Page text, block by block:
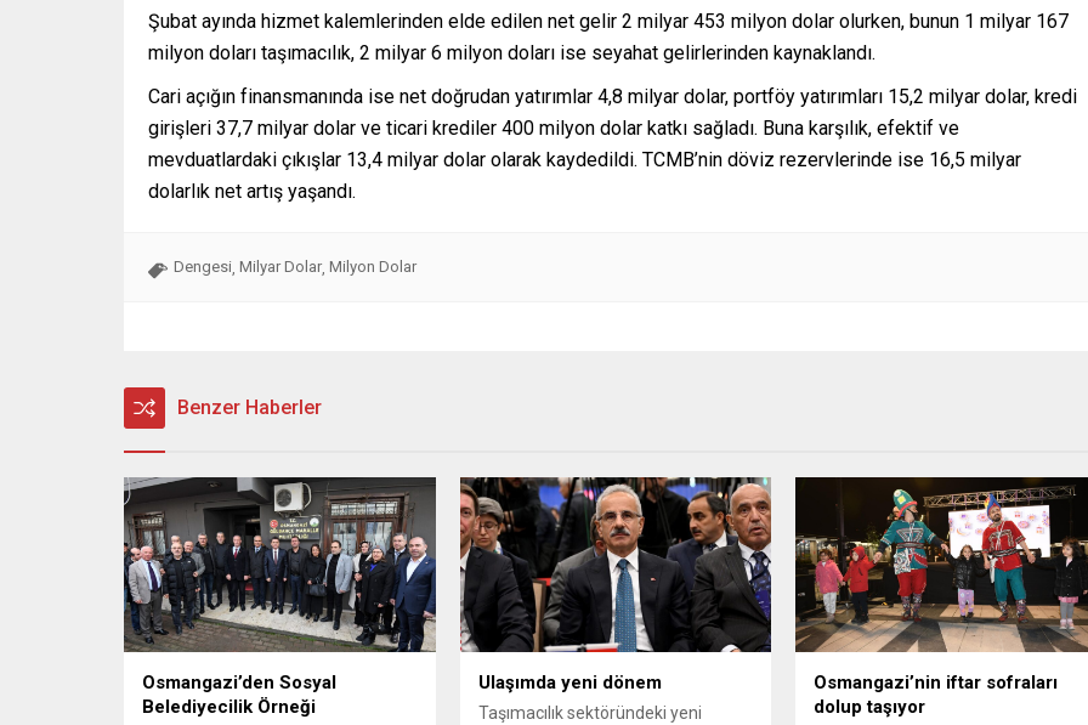
Şubat ayında hizmet kalemlerinden elde edilen net gelir 2 milyar 453 milyon dolar olurken, bunun 1 milyar 167
milyon doları taşımacılık, 2 milyar 6 milyon doları ise seyahat gelirlerinden kaynaklandı.
Cari açığın finansmanında ise net doğrudan yatırımlar 4,8 milyar dolar, portföy yatırımları 15,2 milyar dolar, kredi
girişleri 37,7 milyar dolar ve ticari krediler 400 milyon dolar katkı sağladı. Buna karşılık, efektif ve
mevduatlardaki çıkışlar 13,4 milyar dolar olarak kaydedildi. TCMB’nin döviz rezervlerinde ise 16,5 milyar
dolarlık net artış yaşandı.
Dengesi Milyar Dolar Milyon Dolar
Benzer Haberler
Osmangazi’den Sosyal
Belediyecilik Örneği
Ulaşımda yeni dönem
Taşımacılık sektöründeki yeni
Osmangazi’nin iftar sofraları
dolup taşıyor